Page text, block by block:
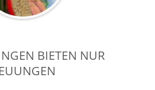
BIETEN NUR